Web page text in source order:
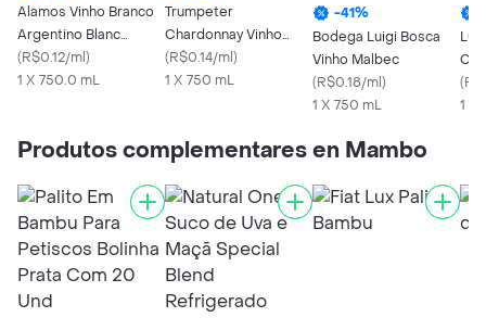
Alamos Vinho Branco
Argentino Blanc
Chardonay
(R$0.12/ml)
1 X 750.0 mL
Trumpeter
Chardonnay Vinho
Chardonay Branco
(R$0.14/ml)
1 X 750 mL
-41%
Bodega Luigi Bosca
Vinho Malbec
(R$0.18/ml)
1 X 750 mL
(
1 X
Produtos complementares en Mambo